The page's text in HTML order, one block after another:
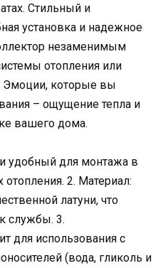
Стильный и
установка и надежное
незаменимым
отопления или
Эмоции, которые вы
– ощущение тепла и
вашего дома.
удобный для монтажа в
отопления. 2. Материал:
латуни, что
службы. 3.
для использования с
(вода, гликоль и